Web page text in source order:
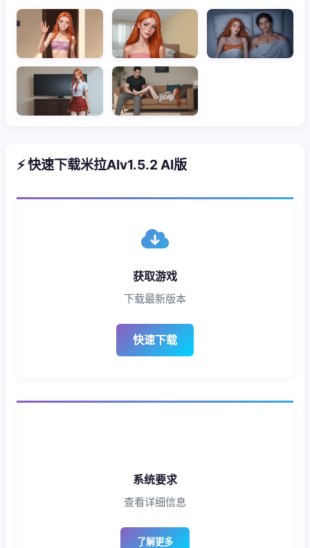
⚡ 快速下载米拉AIv1.5.2 AI版
获取游戏
下载最新版本
快速下载
系统要求
查看详细信息
了解更多